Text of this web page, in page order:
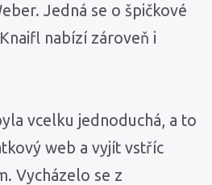
Jedná se o špičkové
nabízí zároveň i
vcelku jednoduchá, a to
web a vyjít vstříc
Vycházelo se z